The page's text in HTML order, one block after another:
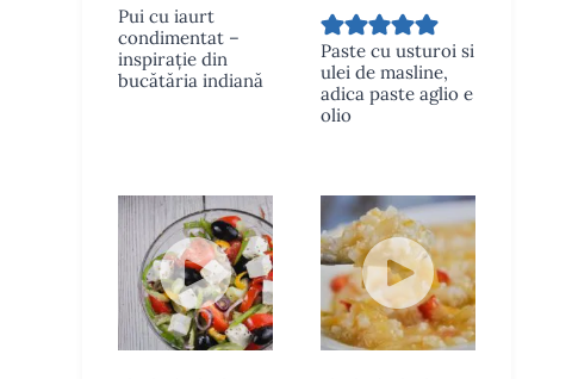
Pui cu iaurt
condimentat –
inspirație din
bucătăria indiană
Paste cu usturoi si
ulei de masline,
adica paste aglio e
olio